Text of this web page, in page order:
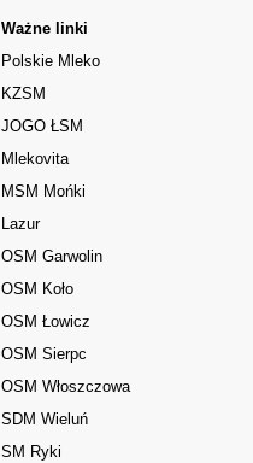
Ważne linki
Polskie Mleko
KZSM
JOGO ŁSM
Mlekovita
MSM Mońki
Lazur
OSM Garwolin
OSM Koło
OSM Łowicz
OSM Sierpc
OSM Włoszczowa
SDM Wieluń
SM Ryki